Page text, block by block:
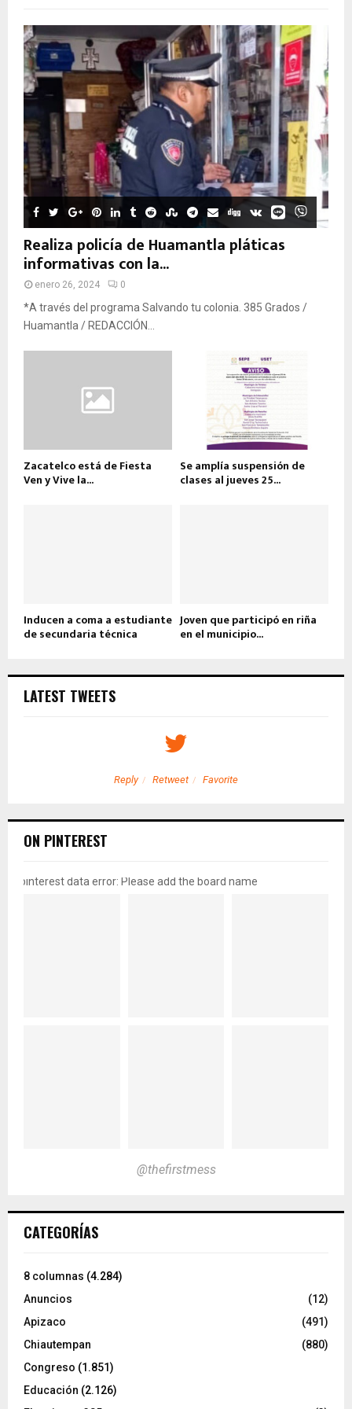
Realiza policía de Huamantla pláticas
informativas con la...
enero 26, 2024 0
*A través del programa Salvando tu colonia. 385 Grados /
Huamantla / REDACCIÓN...
Zacatelco está de Fiesta
Ven y Vive la...
Se amplía suspensión de
clases al jueves 25...
Inducen a coma a estudiante
de secundaria técnica
Joven que participó en riña
en el municipio...
LATEST TWEETS
Reply Retweet Favorite
ON PINTEREST
pinterest data error: Please add the board name
@thefirstmess
CATEGORÍAS
8 columnas (4.284)
Anuncios
(12)
Apizaco
(491)
Chiautempan
(880)
Congreso (1.851)
Educación (2.126)